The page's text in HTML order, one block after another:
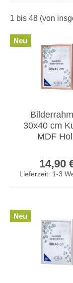
1 bis 48 (von
Neu
30x40 cm
MDF
14,90
Lieferzeit: 1-3
Neu